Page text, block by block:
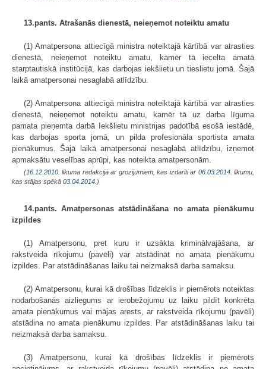
13.pants. Atrašanās dienestā, neieņemot noteiktu amatu
(1) Amatpersona attiecīgā ministra noteiktajā kārtībā var atrasties
dienestā, neieņemot noteiktu amatu, kamēr tā iecelta amatā
starptautiskā institūcijā, kas darbojas iekšlietu un tieslietu jomā. Šajā
laikā amatpersonai nesaglabā atlīdzību.
(2) Amatpersona attiecīgā ministra noteiktajā kārtībā var atrasties
dienestā, neieņemot noteiktu amatu, kamēr tā uz darba līguma
pamata pieņemta darbā Iekšlietu ministrijas padotībā esošā iestādē,
kas darbojas sporta jomā, un pilda profesionāla sportista amata
pienākumus. Šajā laikā amatpersonai nesaglabā atlīdzību, izņemot
apmaksātu veselības aprūpi, kas noteikta amatpersonām.
(16.12.2010 . likuma redakcijā ar grozījumiem, kas izdarīti ar 06.03.2014. likumu,
kas stājas spēkā 03.04.2014. )
14.pants. Amatpersonas atstādināšana no amata pienākumu
izpildes
(1) Amatpersonu, pret kuru ir uzsākta kriminālvajāšana, ar
rakstveida rīkojumu (pavēli) var atstādināt no amata pienākumu
izpildes. Par atstādināšanas laiku tai neizmaksā darba samaksu.
(2) Amatpersonu, kurai kā drošības līdzeklis ir piemērots noteiktas
nodarbošanās aizliegums ar ierobežojumu uz laiku pildīt konkrēta
amata pienākumus vai mājas arests, ar rakstveida rīkojumu (pavēli)
atstādina no amata pienākumu izpildes. Par atstādināšanas laiku tai
neizmaksā darba samaksu.
(3) Amatpersonu, kurai kā drošības līdzeklis ir piemērots